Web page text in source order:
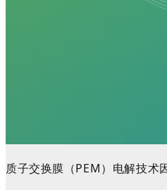
质子交换膜（PEM）电解技术